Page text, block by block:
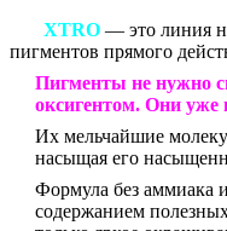
XTRO — это линия
пигментов прямого
Пигменты не нужно
оксигентом. Они
Их мельчайшие
насыщая его
Формула без аммиака
содержанием